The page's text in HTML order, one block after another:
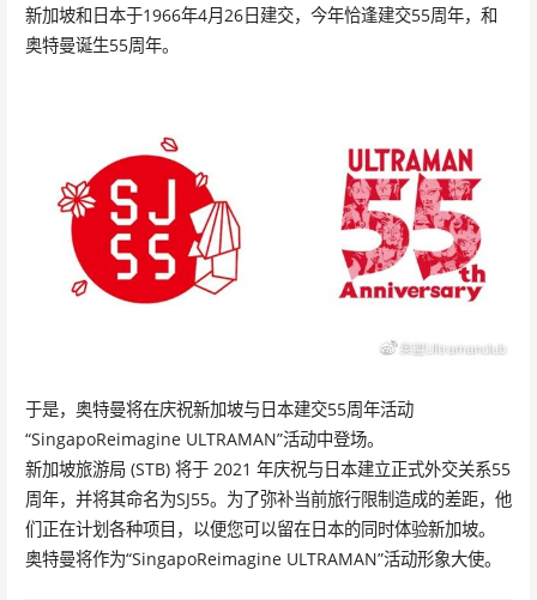
新加坡和日本于1966年4月26日建交，今年恰逢建交55周年，和
奥特曼诞生55周年。
于是，奥特曼将在庆祝新加坡与日本建交55周年活动
“SingapoReimagine ULTRAMAN”活动中登场。
新加坡旅游局 (STB) 将于 2021 年庆祝与日本建立正式外交关系55
周年，并将其命名为SJ55。为了弥补当前旅行限制造成的差距，他
们正在计划各种项目，以便您可以留在日本的同时体验新加坡。
奥特曼将作为“SingapoReimagine ULTRAMAN”活动形象大使。